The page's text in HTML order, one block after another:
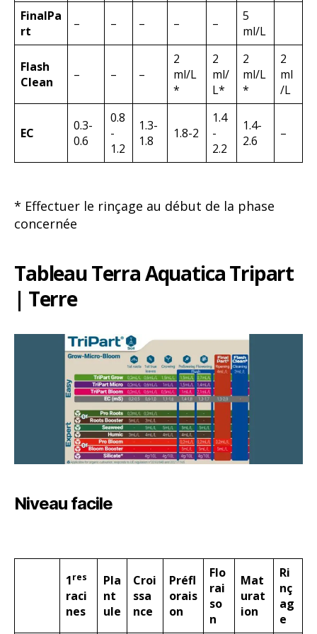
FinalPa
rt
– – – – –
5
ml/L
Flash
Clean
– – –
2
ml/L
*
2
ml/
L*
2
ml/L
*
2
ml
/L
EC
0.3-
0.6
0.8
-
1.2
1.3-
1.8
1.8-2
1.4
-
2.2
1.4-
2.6
–
* Effectuer le rinçage au début de la phase
concernée
Tableau Terra Aquatica Tripart
| Terre
Niveau facile
1res
raci
nes
Pla
nt
ule
Croi
ssa
nce
Préfl
orais
on
Flo
rai
so
n
Mat
urat
ion
Ri
nç
ag
e